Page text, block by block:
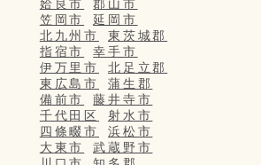
姶良市
郡山市
笠岡市
延岡市
北九州市
東茨城郡
指宿市
幸手市
伊万里市
北足立郡
東広島市
蒲生郡
備前市
藤井寺市
千代田区
射水市
四條畷市
浜松市
大東市
武蔵野市